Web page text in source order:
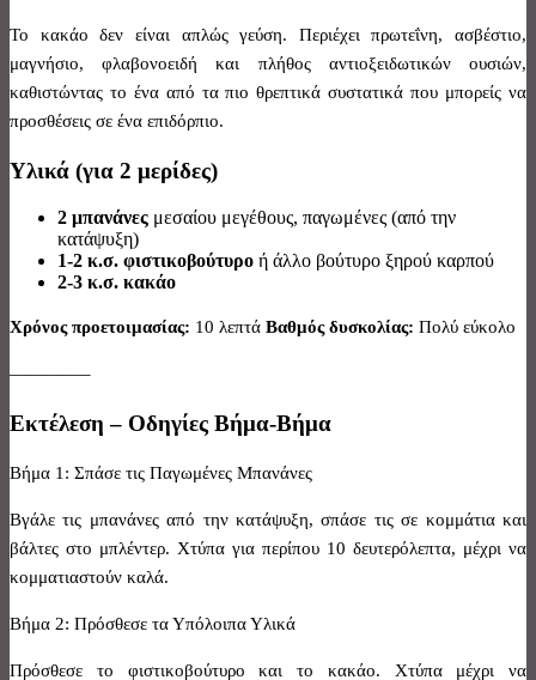
Το κακάο δεν είναι απλώς γεύση. Περιέχει πρωτεΐνη, ασβέστιο,
μαγνήσιο, φλαβονοειδή και πλήθος αντιοξειδωτικών ουσιών,
καθιστώντας το ένα από τα πιο θρεπτικά συστατικά που μπορείς να
προσθέσεις σε ένα επιδόρπιο.
Υλικά (για 2 μερίδες)
2 μπανάνες μεσαίου μεγέθους, παγωμένες (από την
κατάψυξη)
1-2 κ.σ. φιστικοβούτυρο ή άλλο βούτυρο ξηρού καρπού
2-3 κ.σ. κακάο
Χρόνος προετοιμασίας: 10 λεπτά Βαθμός δυσκολίας: Πολύ εύκολο
————–
Εκτέλεση – Οδηγίες Βήμα-Βήμα
Βήμα 1: Σπάσε τις Παγωμένες Μπανάνες
Βγάλε τις μπανάνες από την κατάψυξη, σπάσε τις σε κομμάτια και
βάλτες στο μπλέντερ. Χτύπα για περίπου 10 δευτερόλεπτα, μέχρι να
κομματιαστούν καλά.
Βήμα 2: Πρόσθεσε τα Υπόλοιπα Υλικά
Πρόσθεσε το φιστικοβούτυρο και το κακάο. Χτύπα μέχρι να